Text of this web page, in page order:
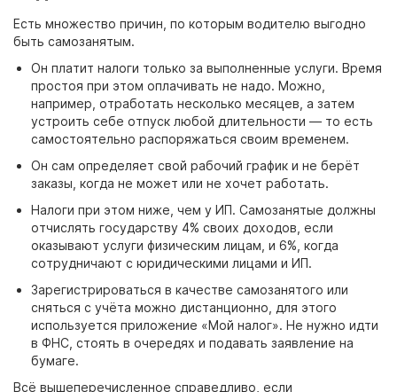
Есть множество причин, по которым водителю выгодно
быть самозанятым.
Он платит налоги только за выполненные услуги. Время
простоя при этом оплачивать не надо. Можно,
например, отработать несколько месяцев, а затем
устроить себе отпуск любой длительности — то есть
самостоятельно распоряжаться своим временем.
Он сам определяет свой рабочий график и не берёт
заказы, когда не может или не хочет работать.
Налоги при этом ниже, чем у ИП. Самозанятые должны
отчислять государству 4% своих доходов, если
оказывают услуги физическим лицам, и 6%, когда
сотрудничают с юридическими лицами и ИП.
Зарегистрироваться в качестве самозанятого или
сняться с учёта можно дистанционно, для этого
используется приложение «Мой налог». Не нужно идти
в ФНС, стоять в очередях и подавать заявление на
бумаге.
Всё вышеперечисленное справедливо, если